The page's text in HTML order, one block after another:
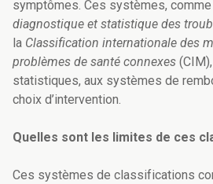
symptômes. Ces systèmes, comme
diagnostique et statistique des
la Classification internationale des
problèmes de santé connexes
statistiques, aux systèmes de
choix d’intervention.
Quelles sont les limites de ces
Ces systèmes de classifications